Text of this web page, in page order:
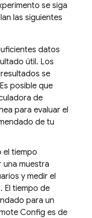
se siga
las siguientes
datos
útil. Los
se
posible que
de
para evaluar el
de tu
el tiempo
muestra
y medir el
El tiempo de
para un
Config es de